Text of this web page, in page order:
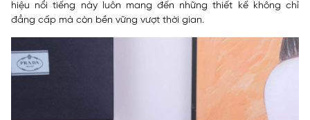
hiệu nổi tiếng này luôn mang đến những thiết kế không chỉ
đẳng cấp mà còn bền vững vượt thời gian.